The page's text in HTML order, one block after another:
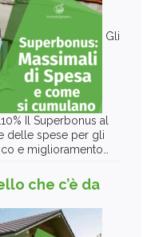
Gli
Il Superbonus al
delle spese per gli
e miglioramento…
che c’è da